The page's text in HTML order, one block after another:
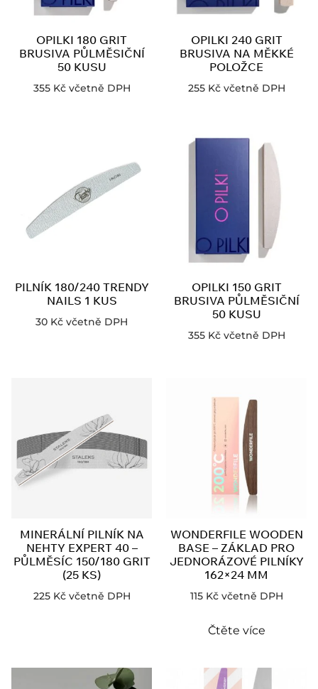
OPILKI 180 GRIT
BRUSIVA PŮLMĚSIČNÍ
50 KUSU
355 Kč včetně DPH
OPILKI 240 GRIT
BRUSIVA NA MĚKKÉ
POLOŽCE
255 Kč včetně DPH
PILNÍK 180/240 TRENDY
NAILS 1 KUS
30 Kč včetně DPH
OPILKI 150 GRIT
BRUSIVA PŮLMĚSIČNÍ
50 KUSU
355 Kč včetně DPH
MINERÁLNÍ PILNÍK NA
NEHTY EXPERT 40 –
PŮLMĚSÍC 150/180 GRIT
(25 KS)
225 Kč včetně DPH
WONDERFILE WOODEN
BASE – ZÁKLAD PRO
JEDNORÁZOVÉ PILNÍKY
162×24 MM
115 Kč včetně DPH
Čtěte více